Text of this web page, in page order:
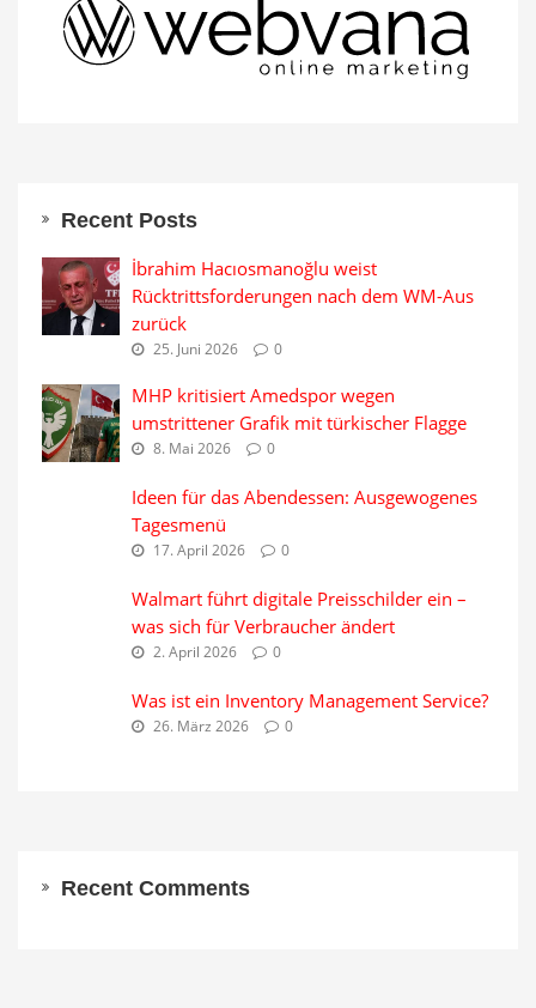
Recent Posts
İbrahim Hacıosmanoğlu weist
Rücktrittsforderungen nach dem WM-Aus
zurück
25. Juni 2026 0
MHP kritisiert Amedspor wegen
umstrittener Grafik mit türkischer Flagge
8. Mai 2026 0
Ideen für das Abendessen: Ausgewogenes
Tagesmenü
17. April 2026 0
Walmart führt digitale Preisschilder ein –
was sich für Verbraucher ändert
2. April 2026 0
Was ist ein Inventory Management Service?
26. März 2026 0
Recent Comments